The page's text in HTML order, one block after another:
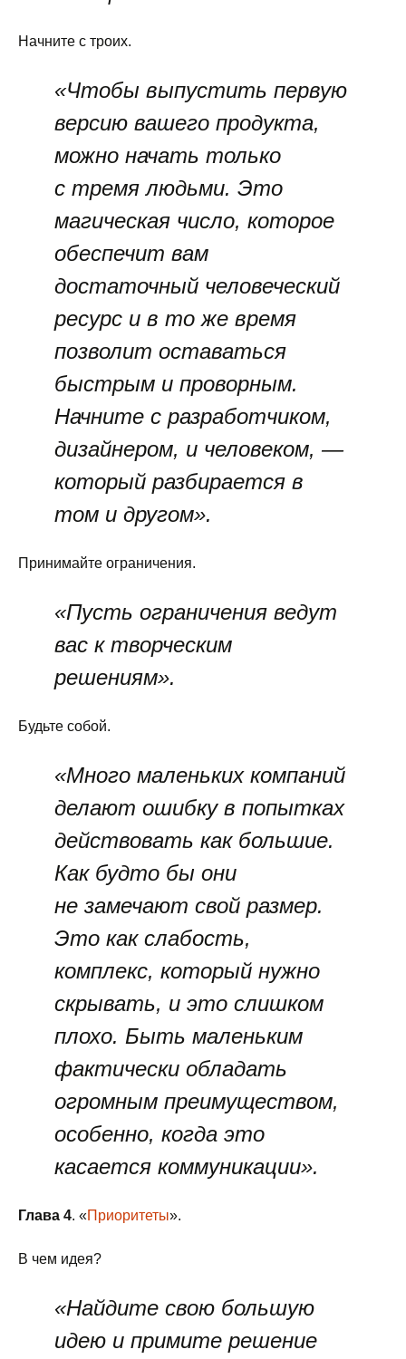
Начните с троих.
«Чтобы выпустить первую
версию вашего продукта,
можно начать только
с тремя людьми. Это
магическая число, которое
обеспечит вам
достаточный человеческий
ресурс и в то же время
позволит оставаться
быстрым и проворным.
Начните с разработчиком,
дизайнером, и человеком, —
который разбирается в
том и другом».
Принимайте ограничения.
«Пусть ограничения ведут
вас к творческим
решениям».
Будьте собой.
«Много маленьких компаний
делают ошибку в попытках
действовать как большие.
Как будто бы они
не замечают свой размер.
Это как слабость,
комплекс, который нужно
скрывать, и это слишком
плохо. Быть маленьким
фактически обладать
огромным преимуществом,
особенно, когда это
касается коммуникации».
Глава 4. «Приоритеты».
В чем идея?
«Найдите свою большую
идею и примите решение